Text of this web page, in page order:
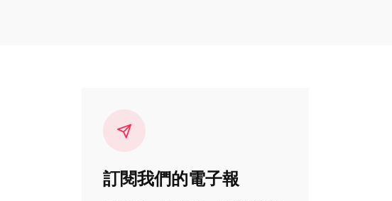
訂閱我們的電子報